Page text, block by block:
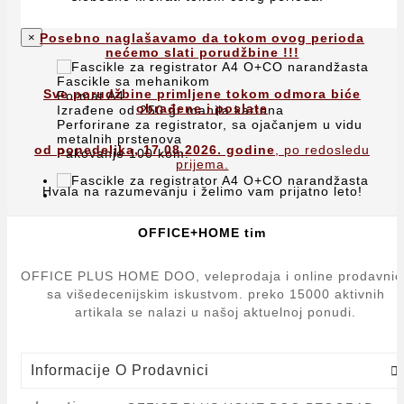
×
Fascikle sa mehanikom
Format A4
Izrađene od 250 gr manila kartona
Perforirane za registrator, sa ojačanjem u vidu
metalnih prstenova
Pakovanje 100 kom.
OFFICE PLUS HOME DOO, veleprodaja i online
sa višedecenijskim iskustvom. preko 15000 aktivnih
artikala se nalazi u našoj aktuelnoj ponudi.
Informacije O Prodavnici 
Posebno naglašavamo da tokom ovog perioda
nećemo slati porudžbine !!!
Sve porudžbine primljene tokom odmora biće
obrađene i poslate
od ponedeljka, 17.08.2026. godine , po redosledu
prijema.
Hvala na razumevanju i želimo vam prijatno leto!
OFFICE+HOME tim